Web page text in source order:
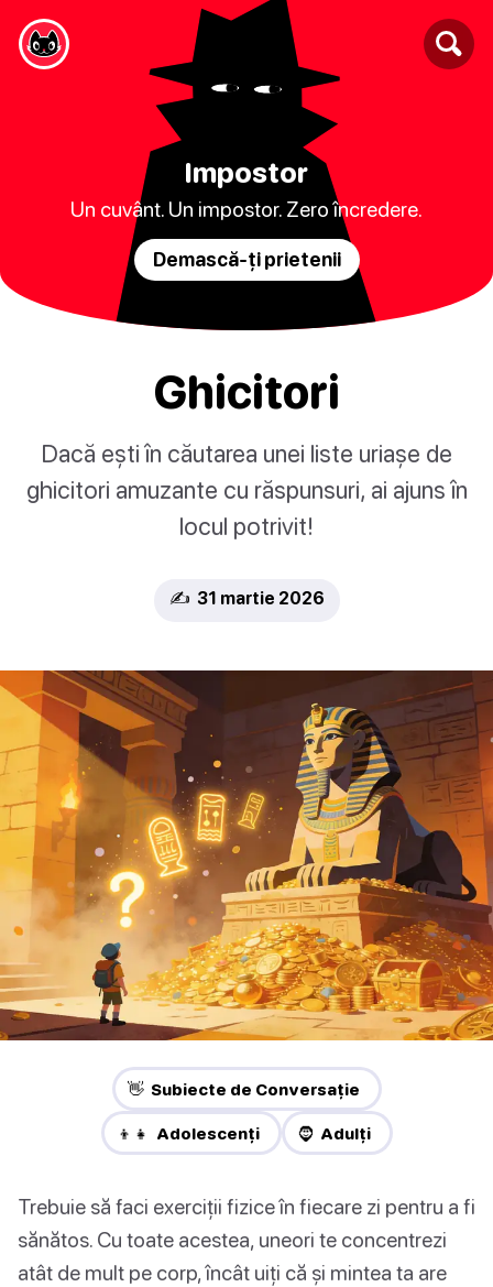
Impostor
Un cuvânt. Un impostor. Zero încredere.
Demască-ți prietenii
Ghicitori
Dacă ești în căutarea unei liste uriașe de
ghicitori amuzante cu răspunsuri, ai ajuns în
locul potrivit!
✍️ 31 martie 2026
👋 Subiecte de Conversație
👦👧 Adolescenți 🧔 Adulți
Trebuie să faci exerciții fizice în fiecare zi pentru a fi
sănătos. Cu toate acestea, uneori te concentrezi
atât de mult pe corp, încât uiți că și mintea ta are